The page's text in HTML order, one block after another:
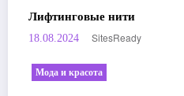
Лифтинговые нити
18.08.2024 SitesReady
Мода и красота